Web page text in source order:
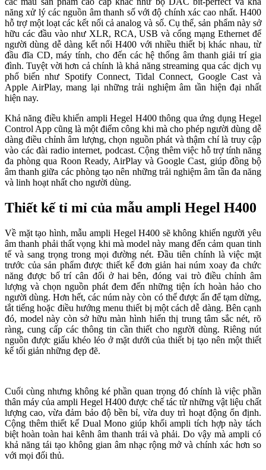
năng xử lý các nguồn âm thanh số với độ chính xác cao nhất. H400
hỗ trợ một loạt các kết nối cả analog và số. Cụ thể, sản phẩm này sở
hữu các đầu vào như XLR, RCA, USB và cổng mạng Ethernet để
người dùng dễ dàng kết nối H400 với nhiều thiết bị khác nhau, từ
đầu đĩa CD, máy tính, cho đến các hệ thống âm thanh giải trí gia
đình. Tuyệt vời hơn cả chính là khả năng streaming qua các dịch vụ
phổ biến như Spotify Connect, Tidal Connect, Google Cast và
Apple AirPlay, mang lại những trải nghiệm âm tần hiện đại nhất
hiện nay.
Khả năng điều khiển ampli Hegel H400 thông qua ứng dụng Hegel
Control App cũng là một điểm công khi mà cho phép người dùng dễ
dàng điều chỉnh âm lượng, chọn nguồn phát và thậm chí là truy cập
vào các đài radio internet, podcast. Cộng thêm việc hỗ trợ tính năng
đa phòng qua Roon Ready, AirPlay và Google Cast, giúp đồng bộ
âm thanh giữa các phòng tạo nên những trải nghiệm âm tần đa năng
và linh hoạt nhất cho người dùng.
Thiết kế tỉ mỉ của mẫu ampli Hegel H400
Về mặt tạo hình, mẫu ampli Hegel H400 sẽ không khiến người yêu
âm thanh phải thất vọng khi mà model này mang đến cảm quan tinh
tế và sang trọng trong mọi đường nét. Đầu tiên chính là việc mặt
trước của sản phẩm được thiết kế đơn giản hai núm xoay đa chức
năng được bố trí cân đối ở hai bên, đóng vai trò điều chỉnh âm
lượng và chọn nguồn phát đem đến những tiện ích hoàn hảo cho
người dùng. Hơn hết, các núm này còn có thể được ấn để tạm dừng,
tắt tiếng hoặc điều hướng menu thiết bị một cách dễ dàng. Bên cạnh
đó, model này còn sở hữu màn hình hiển thị trung tâm sắc nét, rõ
ràng, cung cấp các thông tin cần thiết cho người dùng. Riêng nút
nguồn được giấu khéo léo ở mặt dưới của thiết bị tạo nên một thiết
kế tối giản những đẹp đẽ.
Cuối cùng nhưng không ké phần quan trọng đó chính là việc phần
thân máy của ampli Hegel H400 được chế tác từ những vật liệu chất
lượng cao, vừa đảm bảo độ bền bỉ, vừa duy trì hoạt động ổn định.
Cộng thêm thiết kế Dual Mono giúp khối ampli tích hợp này tách
biệt hoàn toàn hai kênh âm thanh trái và phải. Do vậy mà ampli có
khả năng tái tạo không gian âm nhạc rộng mở và chính xác hơn so
với mọi đối thủ.